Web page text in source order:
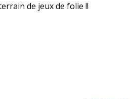
de jeux de folie !!